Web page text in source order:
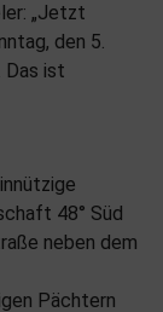
„Jetzt
den 5.
Das ist
48° Süd
neben dem
Pächtern